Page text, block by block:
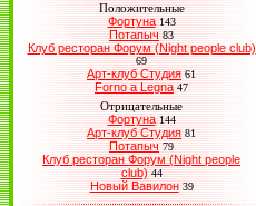
Положительные
Фортуна 143
Потапыч 83
Клуб ресторан Форум (Night people club)
69
Арт-клуб Студия 61
Forno a Legna 47
Отрицательные
Фортуна 144
Арт-клуб Студия 81
Потапыч 79
Клуб ресторан Форум (Night people
club) 44
Новый Вавилон 39